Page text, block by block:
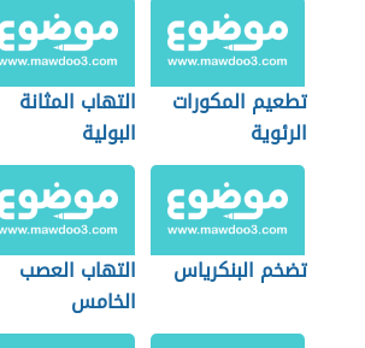
تطعيم المكورات
الرئوية
التهاب المثانة
البولية
تضخم البنكرياس
التهاب العصب
الخامس